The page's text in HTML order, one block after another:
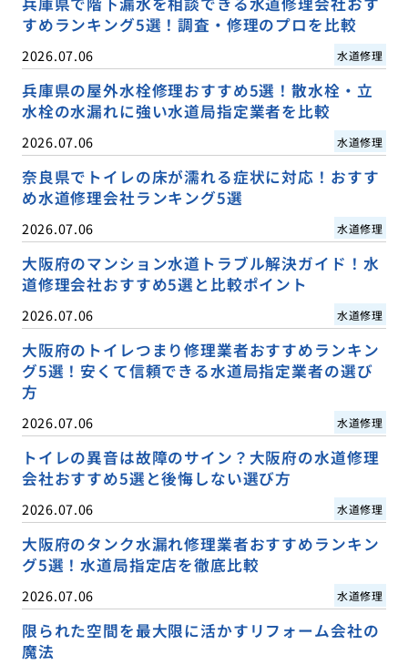
すめランキング5選！調査・修理のプロを比較
2026.07.06 水道修理
兵庫県の屋外水栓修理おすすめ5選！散水栓・立
水栓の水漏れに強い水道局指定業者を比較
2026.07.06 水道修理
奈良県でトイレの床が濡れる症状に対応！おすす
め水道修理会社ランキング5選
2026.07.06 水道修理
大阪府のマンション水道トラブル解決ガイド！水
道修理会社おすすめ5選と比較ポイント
2026.07.06 水道修理
大阪府のトイレつまり修理業者おすすめランキン
グ5選！安くて信頼できる水道局指定業者の選び
方
2026.07.06 水道修理
トイレの異音は故障のサイン？大阪府の水道修理
会社おすすめ5選と後悔しない選び方
2026.07.06 水道修理
大阪府のタンク水漏れ修理業者おすすめランキン
グ5選！水道局指定店を徹底比較
2026.07.06 水道修理
限られた空間を最大限に活かすリフォーム会社の
魔法